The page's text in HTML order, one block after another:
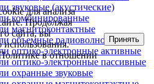
звуковые (акустические)
комбинированные
магнитоконтактные
объемные радиоволновые
оптико-электронные активные
оптико-электронные пассивные
охранные звуковые
для анализа
Продолжая
сайта, вы
использования.
в отношении
Принять